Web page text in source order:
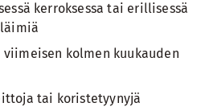
kerroksessa tai erillisessä
kolmen kuukauden
tai koristetyynyjä